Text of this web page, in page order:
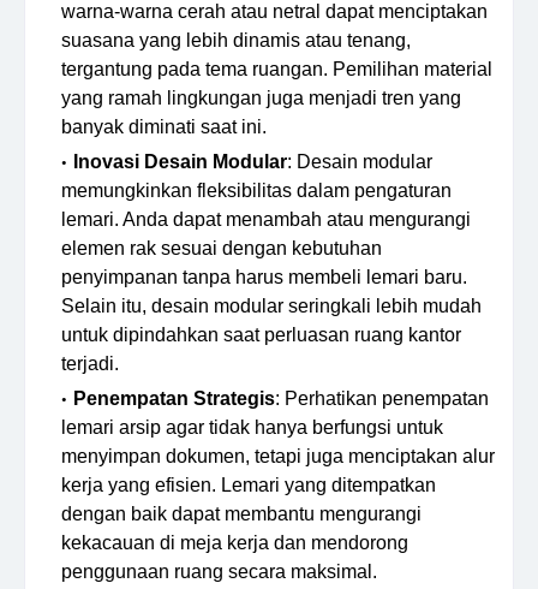
warna-warna cerah atau netral dapat menciptakan
suasana yang lebih dinamis atau tenang,
tergantung pada tema ruangan. Pemilihan material
yang ramah lingkungan juga menjadi tren yang
banyak diminati saat ini.
Inovasi Desain Modular: Desain modular
memungkinkan fleksibilitas dalam pengaturan
lemari. Anda dapat menambah atau mengurangi
elemen rak sesuai dengan kebutuhan
penyimpanan tanpa harus membeli lemari baru.
Selain itu, desain modular seringkali lebih mudah
untuk dipindahkan saat perluasan ruang kantor
terjadi.
Penempatan Strategis: Perhatikan penempatan
lemari arsip agar tidak hanya berfungsi untuk
menyimpan dokumen, tetapi juga menciptakan alur
kerja yang efisien. Lemari yang ditempatkan
dengan baik dapat membantu mengurangi
kekacauan di meja kerja dan mendorong
penggunaan ruang secara maksimal.